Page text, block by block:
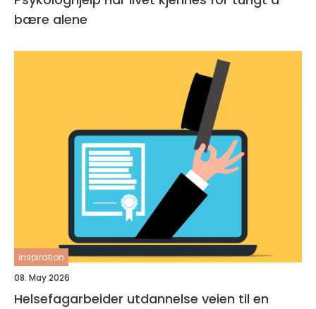
bære alene
inspiration
08. May 2026
Helsefagarbeider utdannelse veien til en